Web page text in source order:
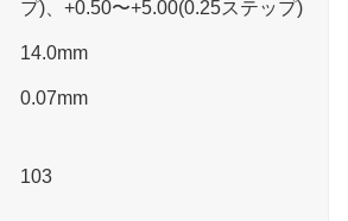
プ)、+0.50〜+5.00(0.25ステップ)
14.0mm
0.07mm
103